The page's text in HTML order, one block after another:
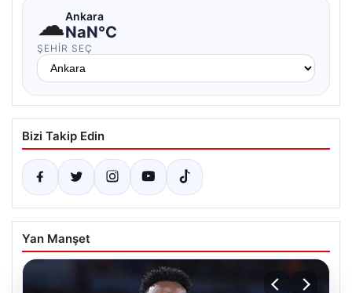
☁Ankara
NaN°C
ŞEHIR SEÇ
Bizi Takip Edin
Yan Manşet